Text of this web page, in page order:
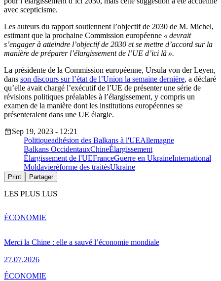
avec scepticisme.
Les auteurs du rapport soutiennent l’objectif de 2030 de M. Michel,
estimant que la prochaine Commission européenne « devrait
s’engager à atteindre l’objectif de 2030 et se mettre d’accord sur la
manière de préparer l’élargissement de l’UE d’ici là ».
La présidente de la Commission européenne, Ursula von der Leyen,
dans son discours sur l’état de l’Union la semaine dernière, a déclaré
qu’elle avait chargé l’exécutif de l’UE de présenter une série de
révisions politiques préalables à l’élargissement, y compris un
examen de la manière dont les institutions européennes se
présenteraient dans une UE élargie.
Sep 19, 2023 - 12:21
Politiqueadhésion des Balkans à l'UEAllemagne
Balkans OccidentauxChineÉlargissement
Élargissement de l'UEFranceGuerre en UkraineInternational
Moldavieréforme des traitésUkraine
Print Partager
LES PLUS LUS
Merci la Chine : elle a sauvé l’économie mondiale
27.07.2026
ÉCONOMIE
ÉCONOMIE